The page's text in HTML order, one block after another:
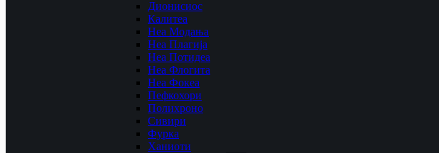
Дионисиос
Калитеа
Неа Модања
Неа Плагија
Неа Потидеа
Неа Флогита
Неа Фокеа
Пефкохори
Полихроно
Сивири
Фурка
Ханиоти